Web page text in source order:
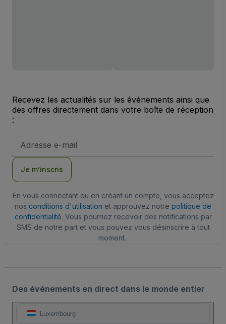
Recevez les actualités sur les événements ainsi que
des offres directement dans votre boîte de réception
:
e-
Je m’inscris
En vous connectant ou en créant un compte, vous acceptez
nos conditions d'utilisation et approuvez notre politique de
confidentialité. Vous pourriez recevoir des notifications par
SMS de notre part et vous pouvez vous désinscrire à tout
moment.
Des événements en direct dans le monde entier
Luxembourg